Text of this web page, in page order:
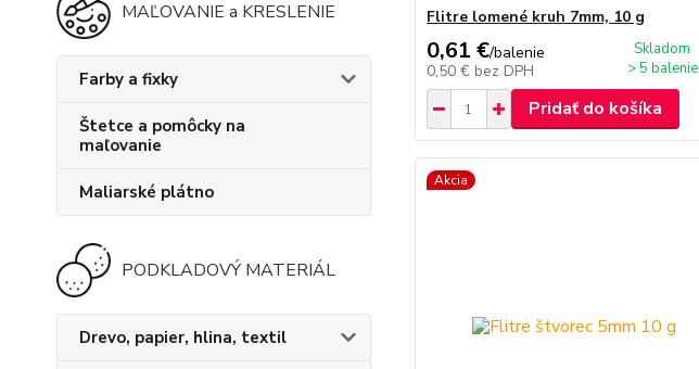
MAĽOVANIE a KRESLENIE
Farby a fixky
Štetce a pomôcky na
maľovanie
Maliarské plátno
PODKLADOVÝ MATERIÁL
Drevo, papier, hlina, textil
Flitre lomené kruh 7mm, 10 g
0,61 €/balenie
0,50 € bez DPH
Skladom
> 5 balenie
Pridať do košíka
Akcia